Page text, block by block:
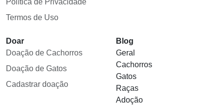
Política de Privacidade
Termos de Uso
Doar
Doação de Cachorros
Doação de Gatos
Cadastrar doação
Blog
Geral
Cachorros
Gatos
Raças
Adoção